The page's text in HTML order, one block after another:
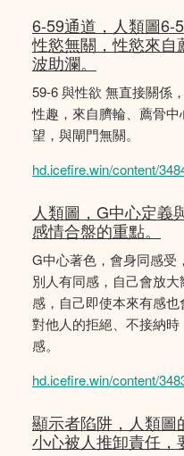
6-59通道，人類圖6-
性慾無關，性慾來自
波助瀾。
59-6 與性欲 無直接關係
性趣，來自臍輪、薦骨
望，與閘門無關。
hd.icefire.win/content/
人類圖，G中心定義
感情合盤的重點。
G中心著色，會身同感受
別人有同感，自己會放
感，自己即使本來有感
對他人的拒絕、不接納
感。
hd.icefire.win/content/
顯示者陷阱，人類圖
小心被人推卸責任，